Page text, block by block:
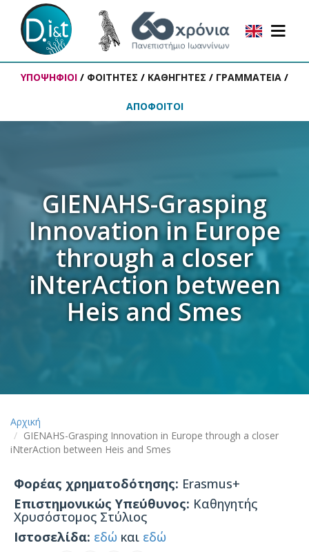
ΥΠΟΨΗΦΙΟΙ / ΦΟΙΤΗΤΕΣ / ΚΑΘΗΓΗΤΕΣ / ΓΡΑΜΜΑΤΕΙΑ /
ΑΠΟΦΟΙΤΟΙ
GIENAHS-Grasping
Innovation in Europe
through a closer
iNterAction between
Heis and Smes
Αρχική
GIENAHS-Grasping Innovation in Europe through a closer
iNterAction between Heis and Smes
Φορέας χρηματοδότησης: Erasmus+
Επιστημονικώς Υπεύθυνος: Καθηγητής
Χρυσόστομος Στύλιος
Ιστοσελίδα: εδώ και εδώ